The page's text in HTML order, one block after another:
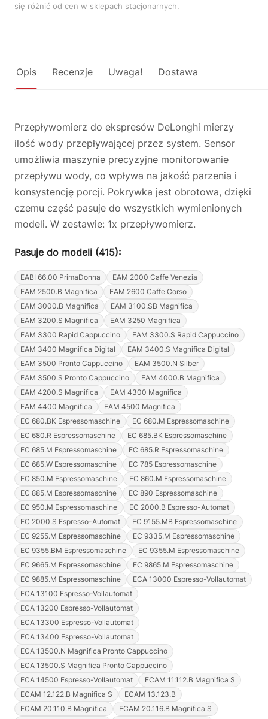
się różnić od cen w sklepach stacjonarnych.
Opis Recenzje Uwaga! Dostawa
Przepływomierz do ekspresów DeLonghi mierzy
ilość wody przepływającej przez system. Sensor
umożliwia maszynie precyzyjne monitorowanie
przepływu wody, co wpływa na jakość parzenia i
konsystencję porcji. Pokrywka jest obrotowa, dzięki
czemu część pasuje do wszystkich wymienionych
modeli. W zestawie: 1x przepływomierz.
Pasuje do modeli (415):
EABI 66.00 PrimaDonna
EAM 2000 Caffe Venezia
EAM 2500.B Magnifica
EAM 2600 Caffe Corso
EAM 3000.B Magnifica
EAM 3100.SB Magnifica
EAM 3200.S Magnifica
EAM 3250 Magnifica
EAM 3300 Rapid Cappuccino
EAM 3300.S Rapid Cappuccino
EAM 3400 Magnifica Digital
EAM 3400.S Magnifica Digital
EAM 3500 Pronto Cappuccino
EAM 3500.N Silber
EAM 3500.S Pronto Cappuccino
EAM 4000.B Magnifica
EAM 4200.S Magnifica
EAM 4300 Magnifica
EAM 4400 Magnifica
EAM 4500 Magnifica
EC 680.BK Espressomaschine
EC 680.M Espressomaschine
EC 680.R Espressomaschine
EC 685.BK Espressomaschine
EC 685.M Espressomaschine
EC 685.R Espressomaschine
EC 685.W Espressomaschine
EC 785 Espressomaschine
EC 850.M Espressomaschine
EC 860.M Espressomaschine
EC 885.M Espressomaschine
EC 890 Espressomaschine
EC 950.M Espressomaschine
EC 2000.B Espresso-Automat
EC 2000.S Espresso-Automat
EC 9155.MB Espressomaschine
EC 9255.M Espressomaschine
EC 9335.M Espressomaschine
EC 9355.BM Espressomaschine
EC 9355.M Espressomaschine
EC 9665.M Espressomaschine
EC 9865.M Espressomaschine
EC 9885.M Espressomaschine
ECA 13000 Espresso-Vollautomat
ECA 13100 Espresso-Vollautomat
ECA 13200 Espresso-Vollautomat
ECA 13300 Espresso-Vollautomat
ECA 13400 Espresso-Vollautomat
ECA 13500.N Magnifica Pronto Cappuccino
ECA 13500.S Magnifica Pronto Cappuccino
ECA 14500 Espresso-Vollautomat
ECAM 11.112.B Magnifica S
ECAM 12.122.B Magnifica S
ECAM 13.123.B
ECAM 20.110.B Magnifica
ECAM 20.116.B Magnifica S